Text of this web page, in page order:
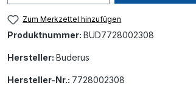
Zum Merkzettel hinzufügen
Produktnummer: BUD7728002308
Hersteller: Buderus
Hersteller-Nr.: 7728002308